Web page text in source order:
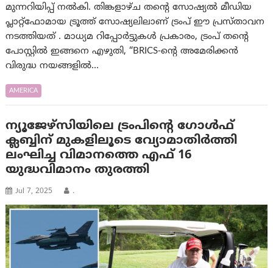
മുന്നറിയിപ്പ് നൽകി. തിങ്കളാഴ്ച തന്റെ സോഷ്യൽ മീഡിയ
പ്ലാറ്റ്‌ഫോമായ ട്രൂത്ത് സോഷ്യലിലാണ് ട്രംപ് ഈ പ്രസ്താവന
നടത്തിയത് . മാധ്യമ റിപ്പോർട്ടുകൾ പ്രകാരം, ട്രംപ് തന്റെ
പോസ്റ്റിൽ ഇങ്ങനെ എഴുതി, “BRICS-ന്റെ അമേരിക്കൻ
വിരുദ്ധ നയങ്ങളിൽ…
AMERICA
ന്യൂജേഴ്‌സിയിലെ ട്രംപിന്റെ ഗോൾഫ്
ക്ലബ്ബിന് മുകളിലൂടെ വ്യോമാതിർത്തി
ലംഘിച്ച വിമാനത്തെ എഫ് 16
യുദ്ധവിമാനം തുരത്തി
Jul 7, 2025 .